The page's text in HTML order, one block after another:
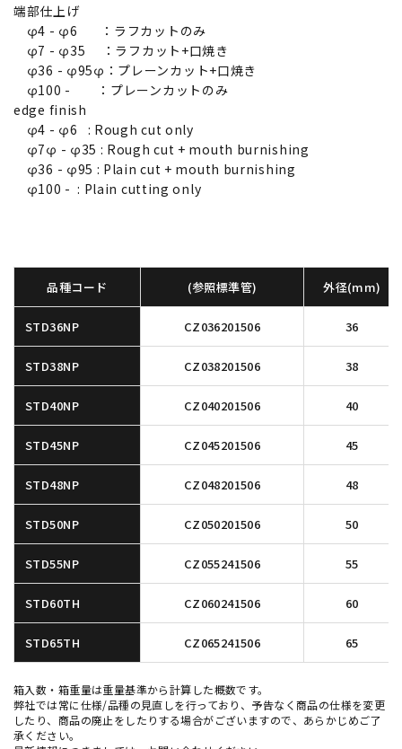
端部仕上げ
φ4 - φ6 ：ラフカットのみ
φ7 - φ35 ：ラフカット+口焼き
φ36 - φ95φ：プレーンカット+口焼き
φ100 - ：プレーンカットのみ
edge finish
φ4 - φ6 : Rough cut only
φ7φ - φ35 : Rough cut + mouth burnishing
φ36 - φ95 : Plain cut + mouth burnishing
φ100 - : Plain cutting only
品種コード (参照標準管) 外径(mm)
STD36NP CZ036201506 36
STD38NP CZ038201506 38
STD40NP CZ040201506 40
STD45NP CZ045201506 45
STD48NP CZ048201506 48
STD50NP CZ050201506 50
STD55NP CZ055241506 55
STD60TH CZ060241506 60
STD65TH CZ065241506 65
箱入数・箱重量は重量基準から計算した概数です。
弊社では常に仕様/品種の見直しを行っており、予告なく商品の仕様を変更
したり、商品の廃止をしたりする場合がございますので、あらかじめご了
承ください。